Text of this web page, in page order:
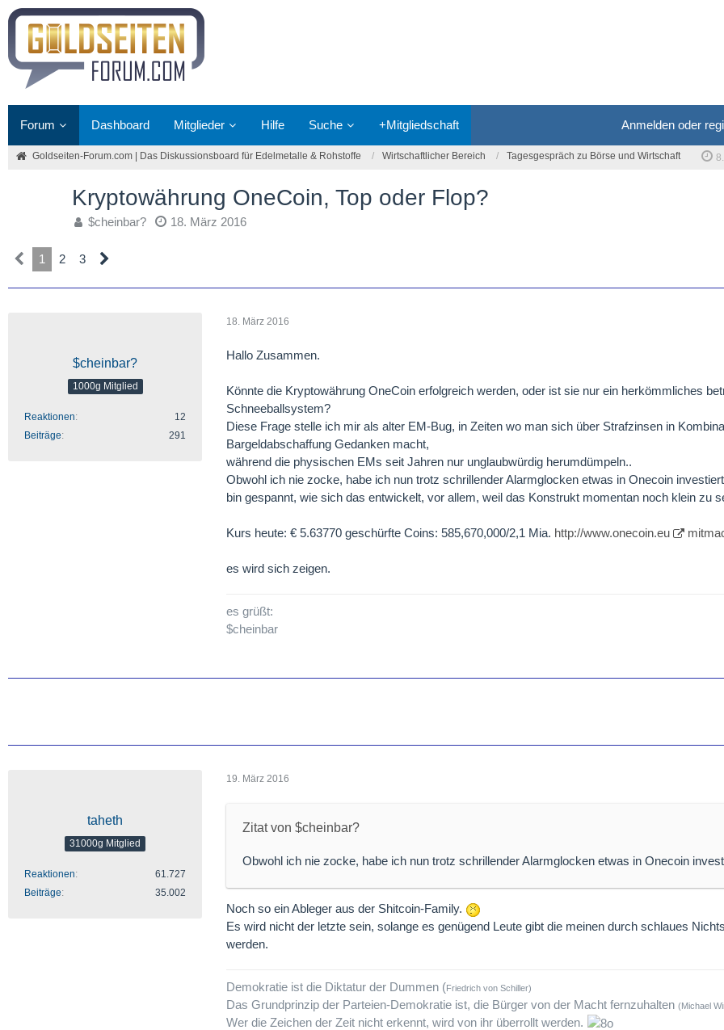
Forum Dashboard Mitglieder Hilfe Suche +Mitgliedschaft Anmelden oder
Goldseiten-Forum.com | Das Diskussionsboard für Edelmetalle & Rohstoffe Wirtschaftlicher Bereich Tagesgespräch zu Börse und Wirtschaft
Kryptowährung OneCoin, Top oder Flop?
$cheinbar? 18. März 2016
1 2 3
$cheinbar?
1000g Mitglied
Reaktionen
12
Beiträge
291
18. März 2016
Hallo Zusammen.
Könnte die Kryptowährung OneCoin erfolgreich werden, oder ist sie nur ein herkömmliches
Schneeballsystem?
Diese Frage stelle ich mir als alter EM-Bug, in Zeiten wo man sich über Strafzinsen in
Bargeldabschaffung Gedanken macht,
während die physischen EMs seit Jahren nur unglaubwürdig herumdümpeln..
Obwohl ich nie zocke, habe ich nun trotz schrillender Alarmglocken etwas in Onecoin
bin gespannt, wie sich das entwickelt, vor allem, weil das Konstrukt momentan noch klein zu
Kurs heute: € 5.63770 geschürfte Coins: 585,670,000/2,1 Mia. http://www.onecoin.eu
es wird sich zeigen.
es grüßt:
$cheinbar
taheth
31000g Mitglied
Reaktionen
61.727
Beiträge
35.002
19. März 2016
Zitat von $cheinbar?
Obwohl ich nie zocke, habe ich nun trotz schrillender Alarmglocken etwas in Onecoin
Noch so ein Ableger aus der Shitcoin-Family.
Es wird nicht der letzte sein, solange es genügend Leute gibt die meinen durch schlaues
werden.
Demokratie ist die Diktatur der Dummen (Friedrich von Schiller)
Das Grundprinzip der Parteien-Demokratie ist, die Bürger von der Macht fernzuhalten (Michael
Wer die Zeichen der Zeit nicht erkennt, wird von ihr überrollt werden.